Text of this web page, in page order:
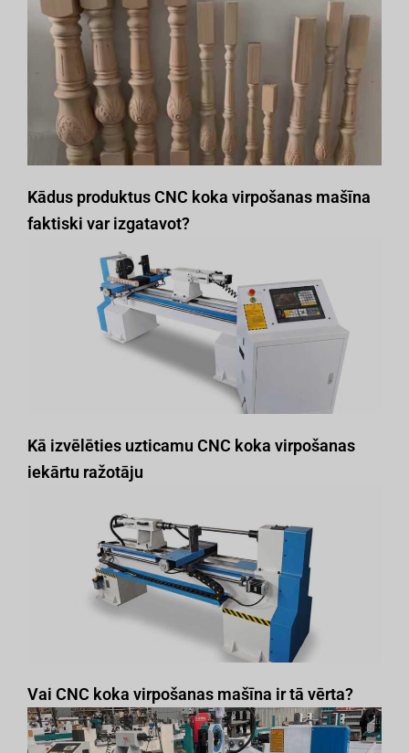
Kādus produktus CNC koka virpošanas mašīna
faktiski var izgatavot?
Kā izvēlēties uzticamu CNC koka virpošanas
iekārtu ražotāju
Vai CNC koka virpošanas mašīna ir tā vērta?